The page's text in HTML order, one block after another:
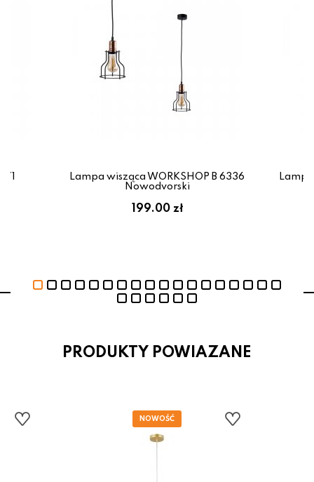
Lampa wisząca WORKSHOP B 6336
Nowodvorski
199.00 zł
PRODUKTY POWIAZANE